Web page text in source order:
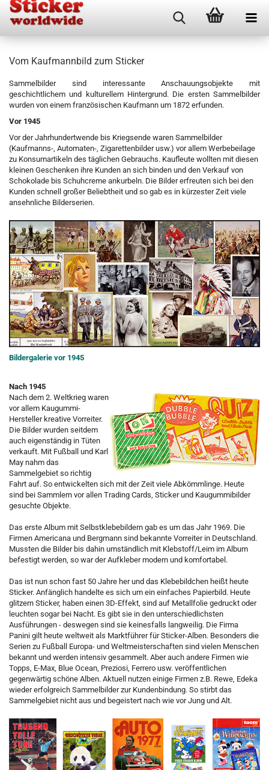
Vom Kaufmannbild zum Sticker
Sammelbilder sind interessante Anschauungsobjekte mit
geschichtlichem und kulturellem Hintergrund. Die ersten Sammelbilder
wurden von einem französischen Kaufmann um 1872 erfunden.
Vor 1945
Vor der Jahrhundertwende bis Kriegsende waren Sammelbilder
(Kaufmanns-, Automaten-, Zigarettenbilder usw.) vor allem Werbebeilage
zu Konsumartikeln des täglichen Gebrauchs. Kaufleute wollten mit diesen
kleinen Geschenken ihre Kunden an sich binden und den Verkauf von
Schokolade bis Schuhcreme ankurbeln. Die Bilder erfreuten sich bei den
Kunden schnell großer Beliebtheit und so gab es in kürzester Zeit viele
ansehnliche Bilderserien.
Bildergalerie vor 1945
Nach 1945
Nach dem 2. Weltkrieg waren
vor allem Kaugummi-
Hersteller kreative Vorreiter.
Die Bilder wurden seitdem
auch eigenständig in Tüten
verkauft. Mit Fußball und Karl
May nahm das
Sammelgebiet so richtig
Fahrt auf. So entwickelten sich mit der Zeit viele Abkömmlinge. Heute
sind bei Sammlern vor allen Trading Cards, Sticker und Kaugummibilder
gesuchte Objekte.
Das erste Album mit Selbstklebebildern gab es um das Jahr 1969. Die
Firmen Americana und Bergmann sind bekannte Vorreiter in Deutschland.
Mussten die Bilder bis dahin umständlich mit Klebstoff/Leim im Album
befestigt werden, so war der Aufkleber modern und komfortabel.
Das ist nun schon fast 50 Jahre her und das Klebebildchen heißt heute
Sticker. Anfänglich handelte es sich um ein einfaches Papierbild. Heute
glitzern Sticker, haben einen 3D-Effekt, sind auf Metallfolie gedruckt oder
leuchten sogar bei Nacht. Es gibt sie in den unterschiedlichsten
Ausführungen - deswegen sind sie keinesfalls langweilig. Die Firma
Panini gilt heute weltweit als Marktführer für Sticker-Alben. Besonders die
Serien zu Fußball Europa- und Weltmeisterschaften sind vielen Menschen
bekannt und werden intensiv gesammelt. Aber auch andere Firmen wie
Topps, E-Max, Blue Ocean, Preziosi, Ferrero usw. veröffentlichen
gegenwärtig schöne Alben. Aktuell nutzen einige Firmen z.B. Rewe, Edeka
wieder erfolgreich Sammelbilder zur Kundenbindung. So stirbt das
Sammelgebiet nicht aus und begeistert nach wie vor Jung und Alt.